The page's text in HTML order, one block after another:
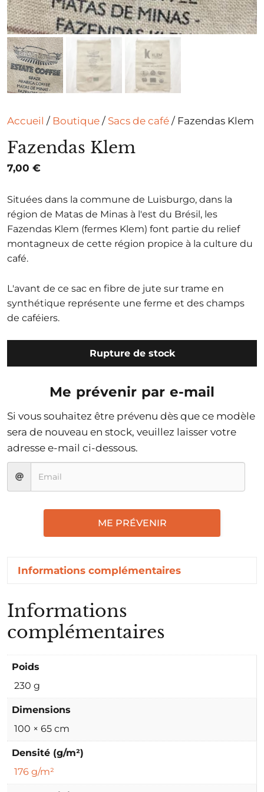
Accueil / Boutique / Sacs de café / Fazendas Klem
Fazendas Klem
7,00 €
Situées dans la commune de Luisburgo, dans la
région de Matas de Minas à l'est du Brésil, les
Fazendas Klem (fermes Klem) font partie du relief
montagneux de cette région propice à la culture du
café.
L'avant de ce sac en fibre de jute sur trame en
synthétique représente une ferme et des champs
de caféiers.
Rupture de stock
Me prévenir par e-mail
Si vous souhaitez être prévenu dès que ce modèle
sera de nouveau en stock, veuillez laisser votre
adresse e-mail ci-dessous.
ME PRÉVENIR
Informations complémentaires
Informations
complémentaires
Poids
230 g
Dimensions
100 × 65 cm
Densité (g/m²)
176 g/m²